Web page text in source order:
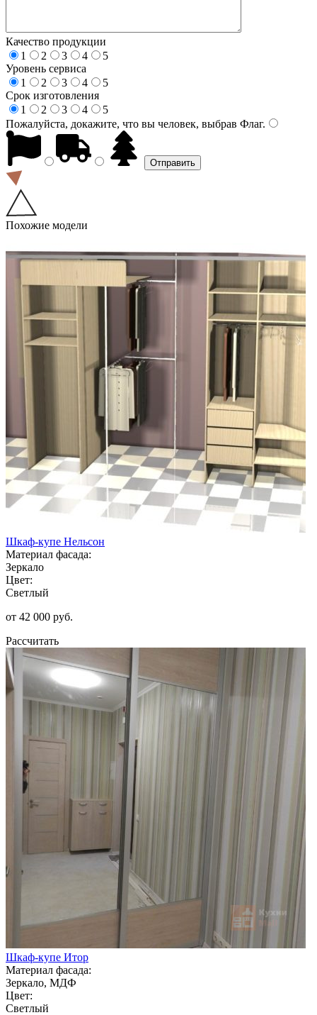
Качество продукции
1
2 3 4
5
Уровень сервиса
1
2 3 4
5
Срок изготовления
1
2 3 4
5
Пожалуйста, докажите, что вы человек, выбрав Флаг.
Похожие модели
Шкаф-купе Нельсон
Материал фасада:
Зеркало
Цвет:
Светлый
от 42 000 руб.
Рассчитать
Шкаф-купе Итор
Материал фасада:
Зеркало, МДФ
Цвет:
Светлый